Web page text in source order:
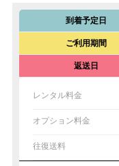
到着予定日
ご利用期間
返送日
レンタル料金
オプション料金
往復送料